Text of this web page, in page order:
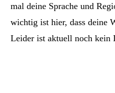
mal deine Sprache und
wichtig ist hier, dass deine
Leider ist aktuell noch kein